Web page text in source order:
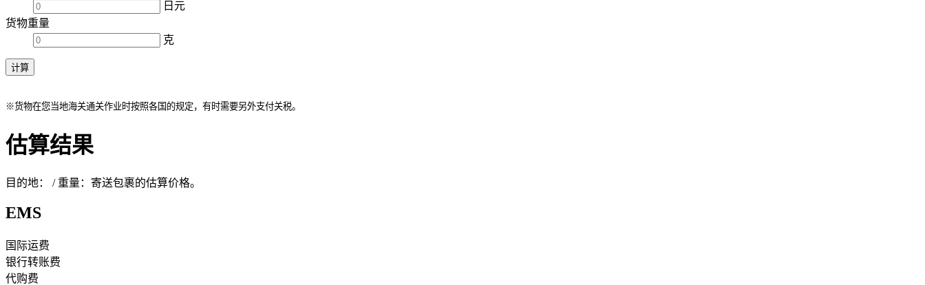
日元
货物重量
克
※货物在您当地海关通关作业时按照各国的规定，有时需要另外支付关税。
估算结果
目的地： / 重量： 寄送包裹的估算价格。
EMS
国际运费
银行转账费
代购费